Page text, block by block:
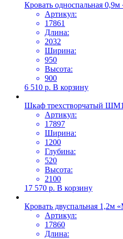
Кровать односпальная
Артикул:
17861
Длина:
2032
Ширина:
950
Высота:
900
6 510 р. В корзину
Шкаф трехстворчатый
Артикул:
17897
Ширина:
1200
Глубина:
520
Высота:
2100
17 570 р. В корзину
Кровать двуспальная 1,2м
Артикул:
17860
Длина: